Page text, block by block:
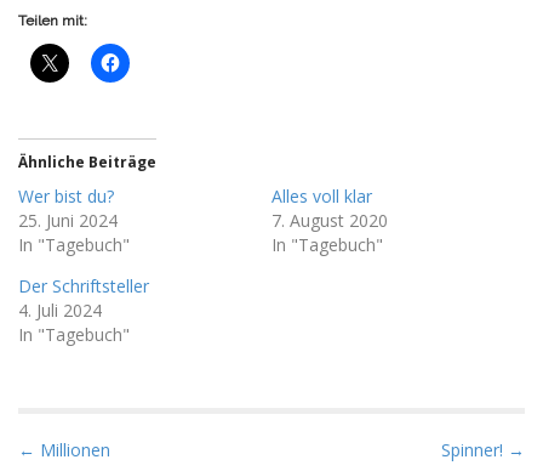
Teilen mit:
Ähnliche Beiträge
Wer bist du?
25. Juni 2024
In "Tagebuch"
Alles voll klar
7. August 2020
In "Tagebuch"
Der Schriftsteller
4. Juli 2024
In "Tagebuch"
P
← Millionen Spinner! →